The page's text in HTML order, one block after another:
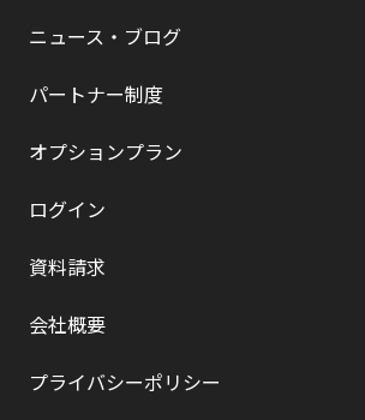
ニュース・ブログ
パートナー制度
オプションプラン
ログイン
資料請求
会社概要
プライバシーポリシー